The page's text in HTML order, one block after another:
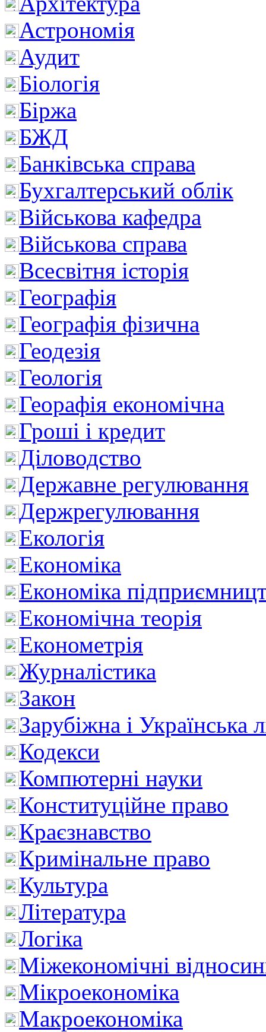
Астрономія
Аудит
Біологія
Біржа
БЖД
Банківська справа
Бухгалтерський облік
Військова кафедра
Військова справа
Всесвітня історія
Географія
Географія фізична
Геодезія
Геологія
Георафія економічна
Гроші і кредит
Діловодство
Державне регулювання
Держрегулювання
Екологія
Економіка
Економіка
Економічна теорія
Економетрія
Журналістика
Закон
Зарубіжна і Українська
Кодекси
Компютерні науки
Конституційне право
Краєзнавство
Кримінальне право
Культура
Література
Логіка
Міжекономічні
Мікроекономіка
Макроекономіка